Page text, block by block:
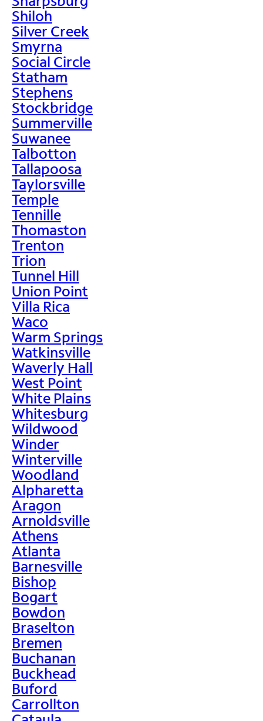
Shiloh
Silver Creek
Smyrna
Social Circle
Statham
Stephens
Stockbridge
Summerville
Suwanee
Talbotton
Tallapoosa
Taylorsville
Temple
Tennille
Thomaston
Trenton
Trion
Tunnel Hill
Union Point
Villa Rica
Waco
Warm Springs
Watkinsville
Waverly Hall
West Point
White Plains
Whitesburg
Wildwood
Winder
Winterville
Woodland
Alpharetta
Aragon
Arnoldsville
Athens
Atlanta
Barnesville
Bishop
Bogart
Bowdon
Braselton
Bremen
Buchanan
Buckhead
Buford
Carrollton